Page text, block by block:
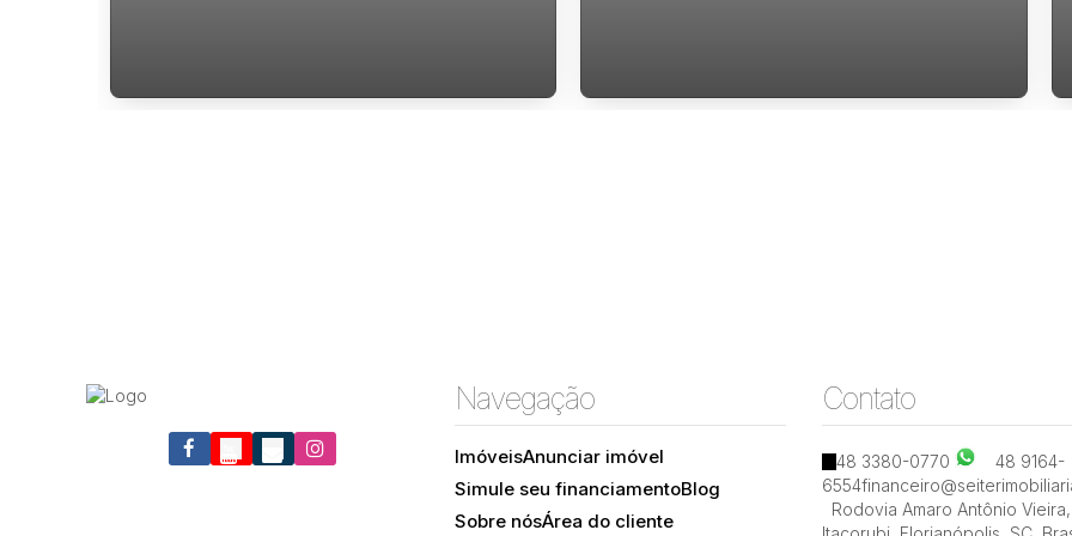
Trindade, Florianópolis, Santa Catarina, Brasil João Paulo, Florianópolis, Santa Catarina, Brasil
Navegação
ImóveisAnunciar imóvel
Simule seu financiamentoBlog
Sobre nósÁrea do cliente
Contato
48 3380-0770
48 9164-
6554
Rodovia Amaro Antônio Vieira,